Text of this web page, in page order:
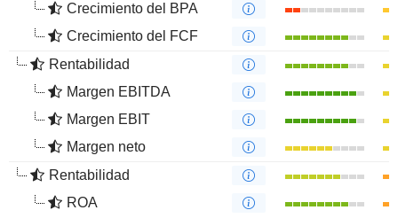
Crecimiento del BPA
Crecimiento del FCF
Rentabilidad
Margen EBITDA
Margen EBIT
Margen neto
Rentabilidad
ROA